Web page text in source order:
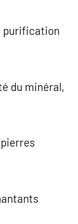
purification
du minéral,